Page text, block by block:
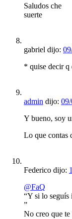
Saludos che
suerte
gabriel dijo:
* quise decir q
admin dijo:
Y bueno, soy
Lo que contas
Federico dijo:
@FaQ
“Y si lo seguís
”
No creo que